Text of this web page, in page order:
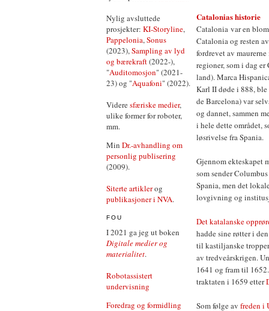
Nylig avsluttede
prosjekter: KI-Storyline,
Pappelonia,Sonus
(2023),Sampling av lyd
og bærekraft(2022-),
"Auditomosjon" (2021-
23) og "Aquafoni" (2022).
Videresfæriske medier,
ulike former for roboter,
mm.
Min Dr.-avhandling om
personlig publisering
(2009).
Siterte artiklerog
publikasjoner i NVA.
FOU
I 2021 ga jeg ut boken
Digitale medier og
materialitet.
Robotassistert
undervisning
Foredrag og formidling
Catalonias historie
Catalonia var en
Catalonia og resten
fordrevet av
regioner, som i dag
land). Marca
Karl II døde i 888, ble
de Barcelona) var
og dannet, sammen
i hele dette området,
løsrivelse fra Spania.
Gjennom ekteskapet
som sender
Spania, men det
lovgivning og
Det katalanske
hadde sine røtter i
til kastiljanske
av tredveårskrigen.
1641 og fram til
traktaten i 1659 etter
Som følge av freden i